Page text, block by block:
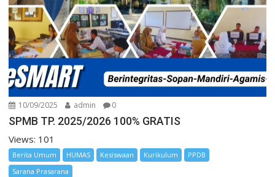
10/09/2025 admin 0
SPMB TP. 2025/2026 100% GRATIS
Views: 101
Berita Umum HUMAS Kesiswaan Kurikulum
PPDB
Sarana Prasarana